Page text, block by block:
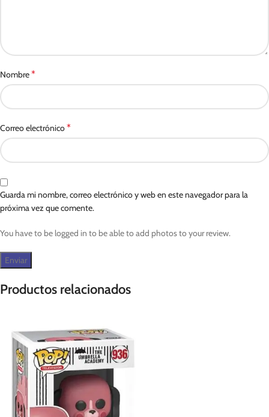
Nombre*
Correo electrónico*
Guarda mi nombre, correo electrónico y web en este navegador para la
próxima vez que comente.
You have to be logged in to be able to add photos to your review.
Productos relacionados